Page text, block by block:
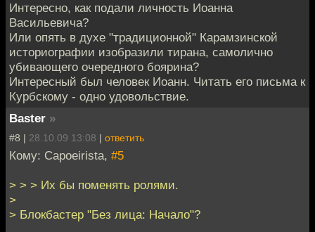
Интересно, как подали личность Иоанна
Васильевича?
Или опять в духе "традиционной" Карамзинской
историографии изобразили тирана, самолично
убивающего очередного боярина?
Интересный был человек Иоанн. Читать его письма к
Курбскому - одно удовольствие.
Baster »
#8 | 28.10.09 13:08 | ответить
Кому: Capoeirista, #5
> > > Их бы поменять ролями.
>
> Блокбастер "Без лица: Начало"?